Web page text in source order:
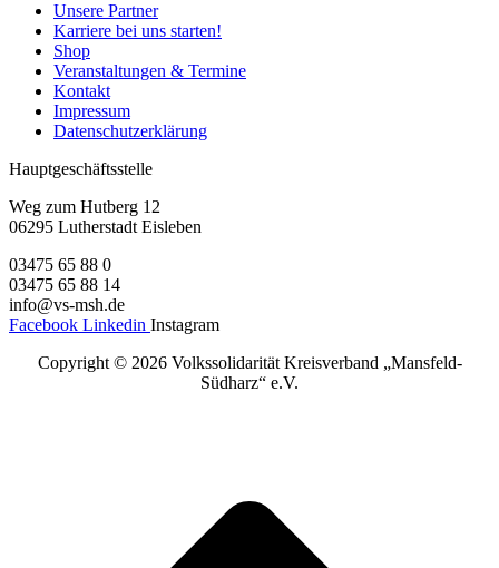
Unsere Partner
Karriere bei uns starten!
Shop
Veranstaltungen & Termine
Kontakt
Impressum
Datenschutzerklärung
Hauptgeschäftsstelle
Weg zum Hutberg 12
06295 Lutherstadt Eisleben
03475 65 88 0
03475 65 88 14
info@vs-msh.de
Facebook Linkedin Instagram
Copyright © 2026 Volkssolidarität Kreisverband „Mansfeld-
Südharz“ e.V.